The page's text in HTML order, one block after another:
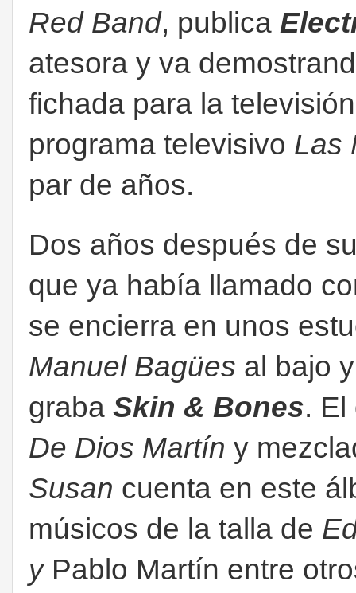
Red Band, publica
atesora y va
fichada para la
programa televisivo Las
par de años.
Dos años después de
que ya había llamado
se encierra en unos
Manuel Bagües al bajo
graba Skin & Bones.
De Dios Martín y
Susan cuenta en este
músicos de la talla de
yPablo Martín entre